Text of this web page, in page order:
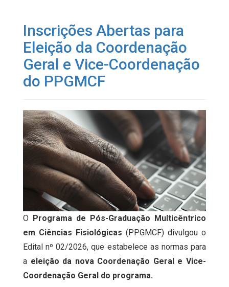
Inscrições Abertas para
Eleição da Coordenação
Geral e Vice-Coordenação
do PPGMCF
O Programa de Pós-Graduação Multicêntrico
em Ciências Fisiológicas (PPGMCF) divulgou o
Edital nº 02/2026, que estabelece as normas para
a eleição da nova Coordenação Geral e Vice-
Coordenação Geral do programa.